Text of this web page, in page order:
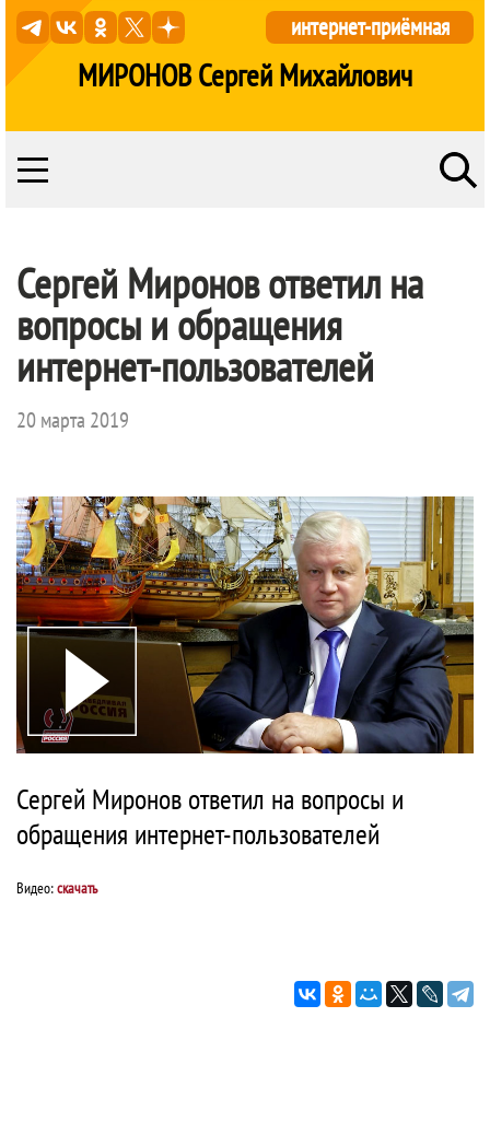
МИРОНОВ Сергей Михайлович
интернет-приёмная
Сергей Миронов ответил на
вопросы и обращения
интернет-пользователей
20 марта 2019
Сергей Миронов ответил на вопросы и
обращения интернет-пользователей
Видео:скачать